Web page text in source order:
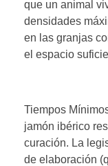
que un animal
densidades
en las granjas
el espacio
Tiempos
jamón ibérico
curación. La
de elaboración